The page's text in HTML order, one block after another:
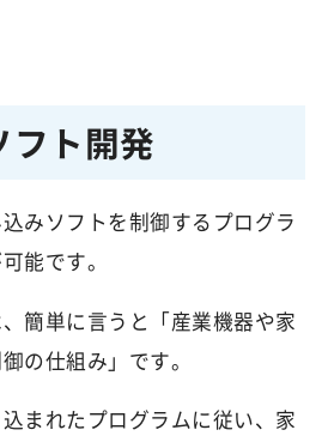
フト開発
みソフトを制御するプログラ
能です。
簡単に言うと「産業機器や家
の仕組み」です。
まれたプログラムに従い、家